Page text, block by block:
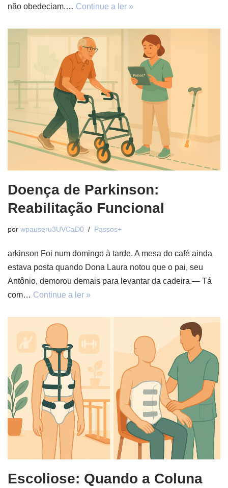
não obedeciam.… Continue a ler »
Doença de Parkinson:
Reabilitação Funcional
por wpauseru3UVCaD0 Passos+
arkinson Foi num domingo à tarde. A mesa do café ainda
estava posta quando Dona Laura notou que o pai, seu
Antônio, demorou demais para levantar da cadeira.— Tá
com… Continue a ler »
Escoliose: Quando a Coluna